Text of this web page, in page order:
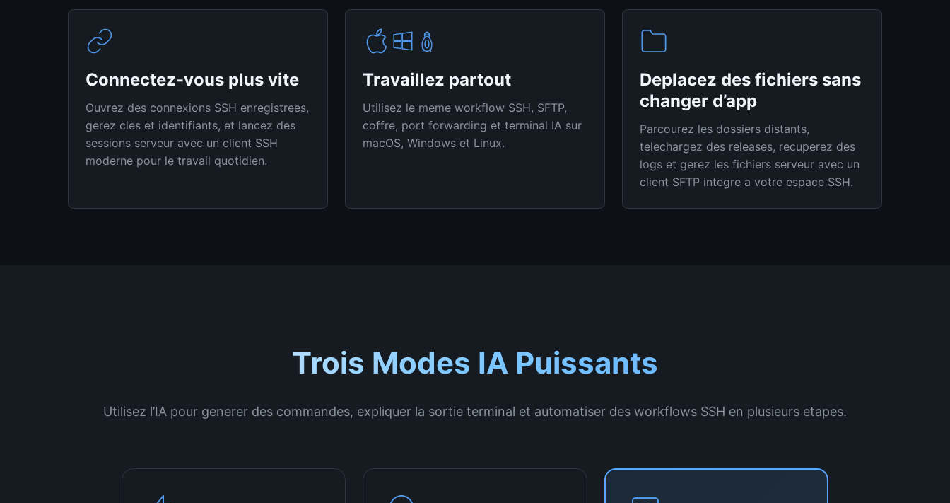
Connectez-vous plus vite
Ouvrez des connexions SSH enregistrees,
gerez cles et identifiants, et lancez des
sessions serveur avec un client SSH
moderne pour le travail quotidien.
Travaillez partout
Utilisez le meme workflow SSH, SFTP,
coffre, port forwarding et terminal IA sur
macOS, Windows et Linux.
Deplacez des fichiers sans
changer d’app
Parcourez les dossiers distants,
telechargez des releases, recuperez des
logs et gerez les fichiers serveur avec un
client SFTP integre a votre espace SSH.
Trois Modes IA Puissants
Utilisez l’IA pour generer des commandes, expliquer la sortie terminal et automatiser des workflows SSH en plusieurs etapes.